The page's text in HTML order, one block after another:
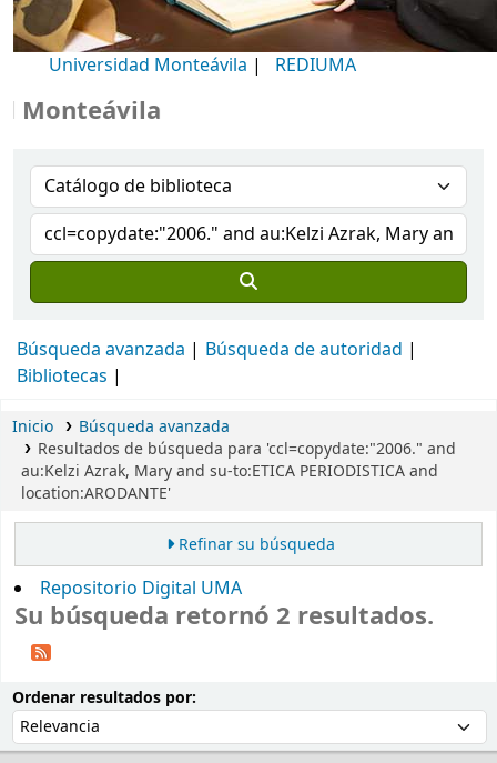
Universidad Monteávila | REDIUMA
Búsqueda avanzada
Búsqueda de autoridad
Bibliotecas
Inicio
Búsqueda avanzada
Resultados de búsqueda para 'ccl=copydate:"2006." and
au:Kelzi Azrak, Mary and su-to:ETICA PERIODISTICA and
location:ARODANTE'
Refinar su búsqueda
Repositorio Digital UMA
Su búsqueda retornó 2 resultados.
Ordenar resultados por: